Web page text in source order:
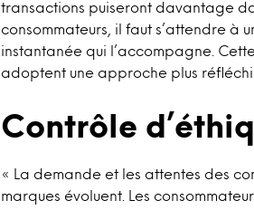
transactions puiseront davantage
consommateurs, il faut s’attendre
instantanée qui l’accompagne.
adoptent une approche plus
Contrôle
« La demande et les attentes des
marques évoluent. Les